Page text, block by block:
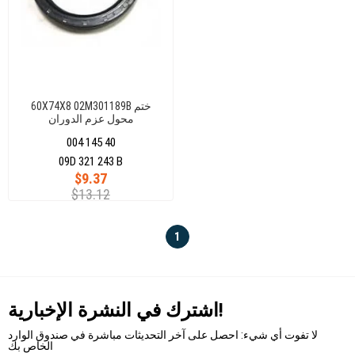
60X74X8 02M301189B ختم
محول عزم الدوران
004 145 40
$9.37
$13.12
09D 321 243 B
1
اشترك في النشرة الإخبارية!
لا تفوت أي شيء: احصل على آخر التحديثات مباشرة في صندوق الوارد
الخاص بك